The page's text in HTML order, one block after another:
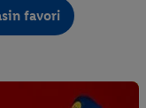
favori